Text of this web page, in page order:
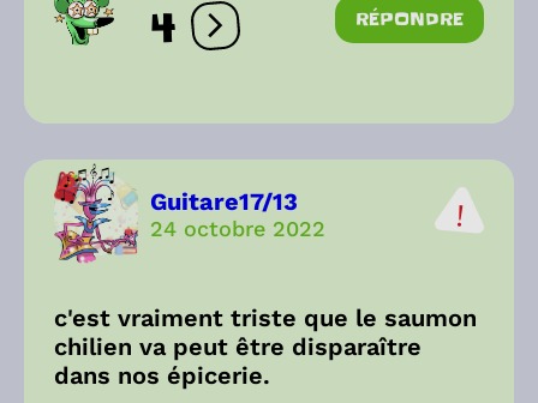
4 Ouvrir les réactions
RÉPONDRE
Guitare17/13
24 octobre 2022
c'est vraiment triste que le saumon
chilien va peut être disparaître
dans nos épicerie.